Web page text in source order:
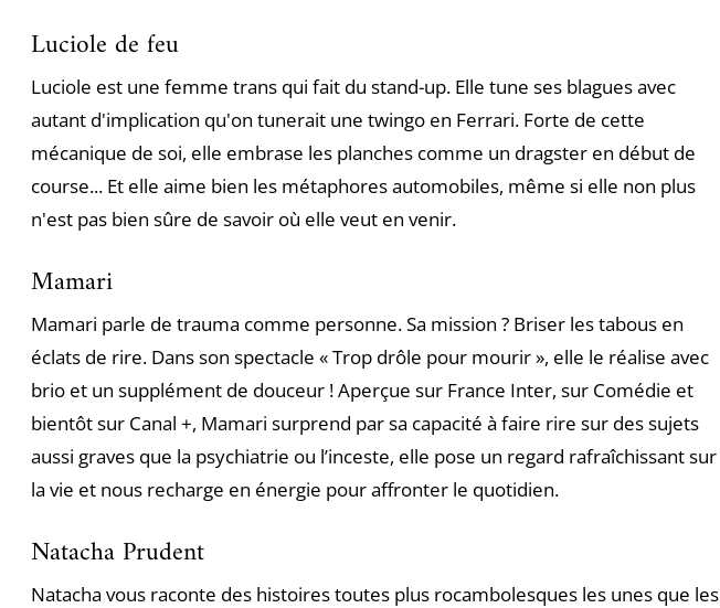
Luciole de feu
Luciole est une femme trans qui fait du stand-up. Elle tune ses blagues avec
autant d'implication qu'on tunerait une twingo en Ferrari. Forte de cette
mécanique de soi, elle embrase les planches comme un dragster en début de
course... Et elle aime bien les métaphores automobiles, même si elle non plus
n'est pas bien sûre de savoir où elle veut en venir.
Mamari
Mamari parle de trauma comme personne. Sa mission ? Briser les tabous en
éclats de rire. Dans son spectacle « Trop drôle pour mourir », elle le réalise avec
brio et un supplément de douceur ! Aperçue sur France Inter, sur Comédie et
bientôt sur Canal +, Mamari surprend par sa capacité à faire rire sur des sujets
aussi graves que la psychiatrie ou l’inceste, elle pose un regard rafraîchissant sur
la vie et nous recharge en énergie pour affronter le quotidien.
Natacha Prudent
Natacha vous raconte des histoires toutes plus rocambolesques les unes que les